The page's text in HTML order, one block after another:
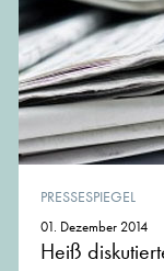
PRESSESPIEGEL
01. Dezember 2014
Heiß